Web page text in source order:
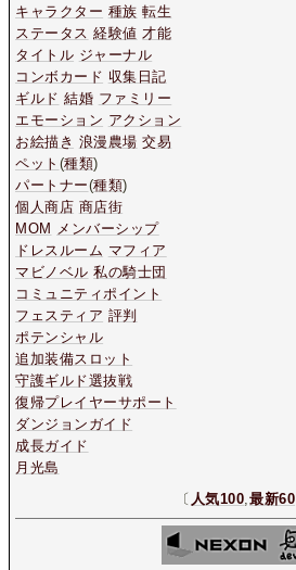
キャラクター 種族 転生
ステータス 経験値 才能
タイトル ジャーナル
コンボカード 収集日記
ギルド 結婚 ファミリー
エモーション アクション
お絵描き 浪漫農場 交易
ペット (種類)
パートナー(種類)
個人商店 商店街
MOM メンバーシップ
ドレスルーム マフィア
マビノベル 私の騎士団
コミュニティポイント
フェスティア 評判
ポテンシャル
追加装備スロット
守護ギルド選抜戦
復帰プレイヤーサポート
ダンジョンガイド
成長ガイド
月光島
〔 人気100,最新60